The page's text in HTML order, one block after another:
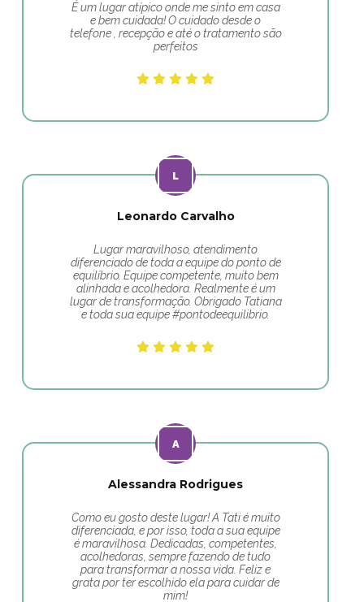
É um lugar atípico onde me sinto em casa
e bem cuidada! O cuidado desde o
telefone , recepção e até o tratamento são
perfeitos
Leonardo Carvalho
Lugar maravilhoso, atendimento
diferenciado de toda a equipe do ponto de
equilíbrio. Equipe competente, muito bem
alinhada e acolhedora. Realmente é um
lugar de transformação. Obrigado Tatiana
e toda sua equipe #pontodeequilibrio.
Alessandra Rodrigues
Como eu gosto deste lugar! A Tati é muito
diferenciada, e por isso, toda a sua equipe
é maravilhosa. Dedicadas, competentes,
acolhedoras, sempre fazendo de tudo
para transformar a nossa vida. Feliz e
grata por ter escolhido ela para cuidar de
mim!